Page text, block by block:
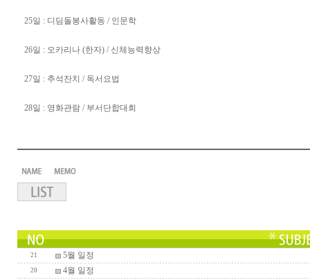
25일 : 디딤돌봉사활동 / 인문학
26일 : 오카리나 (한자) / 신체능력향상
27일 : 추석잔치 / 독서요법
28일 : 영화관람 / 부서단합대회
21 5월 일정
20 4월 일정